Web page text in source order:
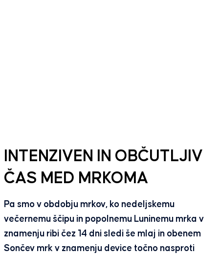
INTENZIVEN IN OBČUTLJIV
ČAS MED MRKOMA
Pa smo v obdobju mrkov, ko nedeljskemu
večernemu ščipu in popolnemu Luninemu mrka v
znamenju ribi čez 14 dni sledi še mlaj in obenem
Sončev mrk v znamenju device točno nasproti